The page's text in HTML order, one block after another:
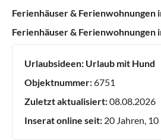
Ferienhäuser & Ferienwohnungen
Ferienhäuser & Ferienwohnungen
Urlaubsideen: Urlaub mit Hund
Objektnummer:6751
Zuletzt aktualisiert:08.08.2026
Inserat online seit: 20 Jahren,